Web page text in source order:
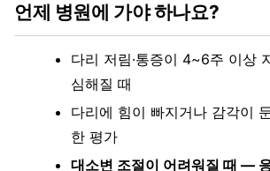
언제 병원에 가야 하나요?
다리 저림·통증이 4~6주 이상
심해질 때
다리에 힘이 빠지거나 감각이
한 평가
대소변 조절이 어려워질 때 —